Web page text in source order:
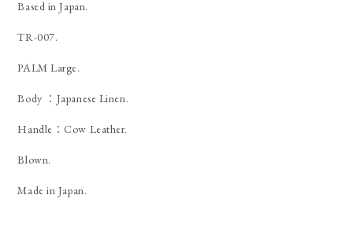
Based in Japan.
TR-007.
PALM Large.
Body ：Japanese Linen.
Handle：Cow Leather.
Blown.
Made in Japan.